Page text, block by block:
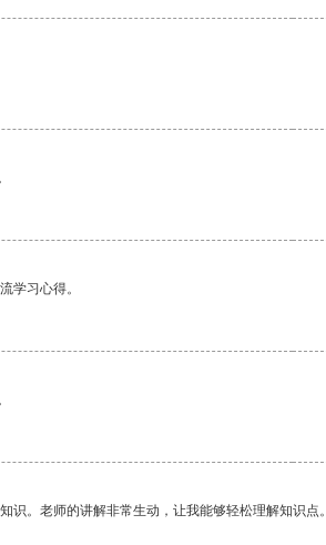
学习心得。
。老师的讲解非常生动，让我能够轻松理解知识点。